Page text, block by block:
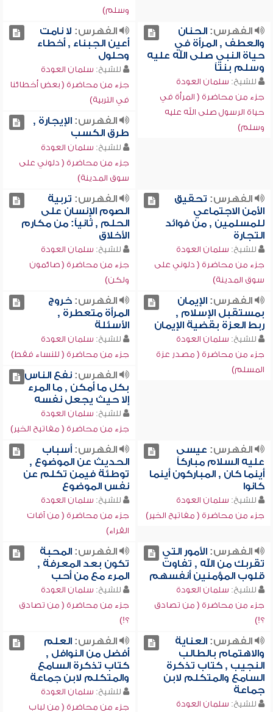
وسلم)
الفهرس:الحنان
والعطف , المرأة في
حياة النبي صلى الله عليه
وسلم بنتاً
للشيخ: سلمان العودة
جزء من محاضرة ( المرأة في
حياة الرسول صلى الله عليه
وسلم)
الفهرس: لا نامت
أعين الجبناء , أخطاء
وحلول
للشيخ: سلمان العودة
جزء من محاضرة ( بعض أخطائنا
في التربية)
الفهرس:الإيجارة ,
طرق الكسب
للشيخ: سلمان العودة
جزء من محاضرة ( دلوني على
سوق المدينة)
الفهرس: تحقيق
الأمن الاجتماعي
للمسلمين , من فوائد
التجارة
للشيخ: سلمان العودة
جزء من محاضرة ( دلوني على
سوق المدينة)
الفهرس: تربية
الصوم الإنسان على
الحلم , ثانياً: من مكارم
الأخلاق
للشيخ: سلمان العودة
جزء من محاضرة ( صائمون
ولكن)
الفهرس:الإيمان
بمستقبل الإسلام ,
ربط العزة بقضية الإيمان
للشيخ: سلمان العودة
جزء من محاضرة ( مصدر عزة
المسلم)
الفهرس:خروج
المرأة متعطرة ,
الأسئلة
للشيخ: سلمان العودة
جزء من محاضرة ( للنساء فقط)
الفهرس:نفع الناس
بكل ما أمكن , ما المرء
إلا حيث يجعل نفسه
للشيخ: سلمان العودة
جزء من محاضرة ( مفاتيح الخير)
الفهرس: عيسى
عليه السلام مباركاً
أينما كان , المباركون أينما
كانوا
للشيخ: سلمان العودة
جزء من محاضرة ( مفاتيح الخير)
الفهرس:أسباب
الحديث عن الموضوع ,
توطئة فيمن تكلم عن
نفس الموضوع
للشيخ: سلمان العودة
جزء من محاضرة ( من آفات
القراء)
الفهرس:الأمور التي
تقربك من الله , تفاوت
قلوب المؤمنين أنفسهم
للشيخ: سلمان العودة
جزء من محاضرة ( من تصادق
؟!)
الفهرس:المحبة
تكون بعد المعرفة ,
المرء مع من أحب
للشيخ: سلمان العودة
جزء من محاضرة ( من تصادق
؟!)
الفهرس:العناية
والاهتمام بالطالب
النجيب , كتاب تذكرة
السامع والمتكلم لابن
جماعة
للشيخ: سلمان العودة
الفهرس:العلم
أفضل من النوافل ,
كتاب تذكرة السامع
والمتكلم لابن جماعة
للشيخ: سلمان العودة
جزء من محاضرة ( من لباب